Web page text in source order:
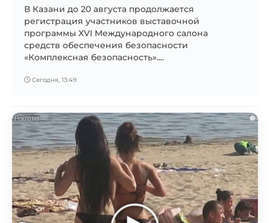
В Казани до 20 августа продолжается
регистрация участников выставочной
программы XVI Международного салона
средств обеспечения безопасности
«Комплексная безопасность»....
Сегодня, 13:49
i